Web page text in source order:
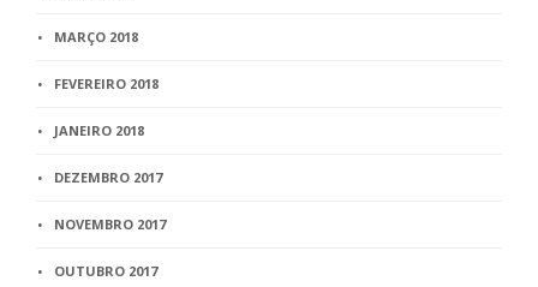
MARÇO 2018
FEVEREIRO 2018
JANEIRO 2018
DEZEMBRO 2017
NOVEMBRO 2017
OUTUBRO 2017